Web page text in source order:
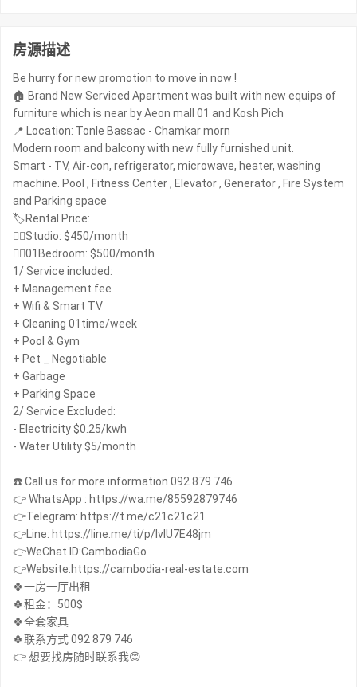
房源描述
Be hurry for new promotion to move in now !
🏠 Brand New Serviced Apartment was built with new equips of
furniture which is near by Aeon mall 01 and Kosh Pich
📍 Location: Tonle Bassac - Chamkar morn
Modern room and balcony with new fully furnished unit.
Smart - TV, Air-con, refrigerator, microwave, heater, washing
machine. Pool , Fitness Center , Elevator , Generator , Fire System
and Parking space
🏷Rental Price:
👉🏻Studio: $450/month
👉🏻01Bedroom: $500/month
1/ Service included:
+ Management fee
+ Wifi & Smart TV
+ Cleaning 01time/week
+ Pool & Gym
+ Pet _ Negotiable
+ Garbage
+ Parking Space
2/ Service Excluded:
- Electricity $0.25/kwh
- Water Utility $5/month
☎️ Call us for more information 092 879 746
👉 WhatsApp : https://wa.me/85592879746
👉Telegram: https://t.me/c21c21c21
👉Line: https://line.me/ti/p/IvIU7E48jm
👉WeChat ID:CambodiaGo
👉Website:https://cambodia-real-estate.com
🍀一房一厅出租
🍀租金：500$
🍀全套家具
🍀联系方式 092 879 746
👉 想要找房随时联系我😊